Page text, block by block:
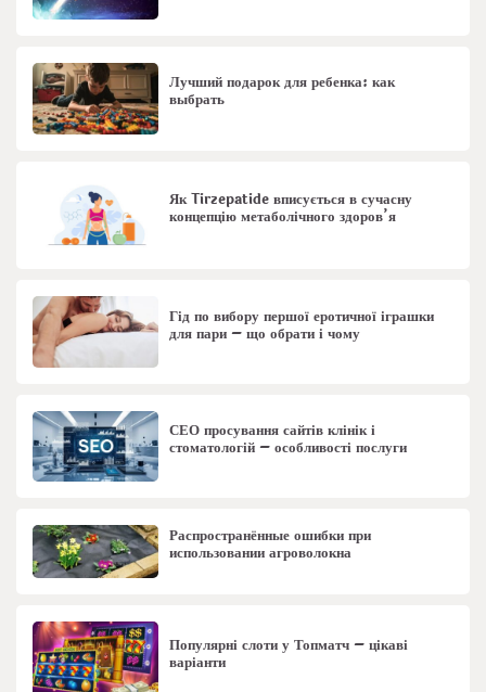
Лучший подарок для ребенка: как
выбрать
Як Tirzepatide вписується в сучасну
концепцію метаболічного здоров’я
Гід по вибору першої еротичної іграшки
для пари – що обрати і чому
СЕО просування сайтів клінік і
стоматологій – особливості послуги
Распространённые ошибки при
использовании агроволокна
Популярні слоти у Топматч – цікаві
варіанти